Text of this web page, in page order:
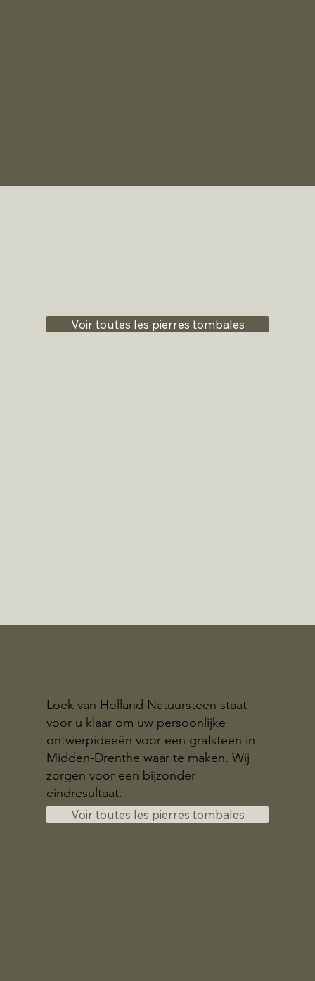
Voir toutes les pierres tombales
Loek van Holland Natuursteen staat
voor u klaar om uw persoonlijke
ontwerpideeën voor een grafsteen in
Midden-Drenthe waar te maken. Wij
zorgen voor een bijzonder
eindresultaat.
Voir toutes les pierres tombales